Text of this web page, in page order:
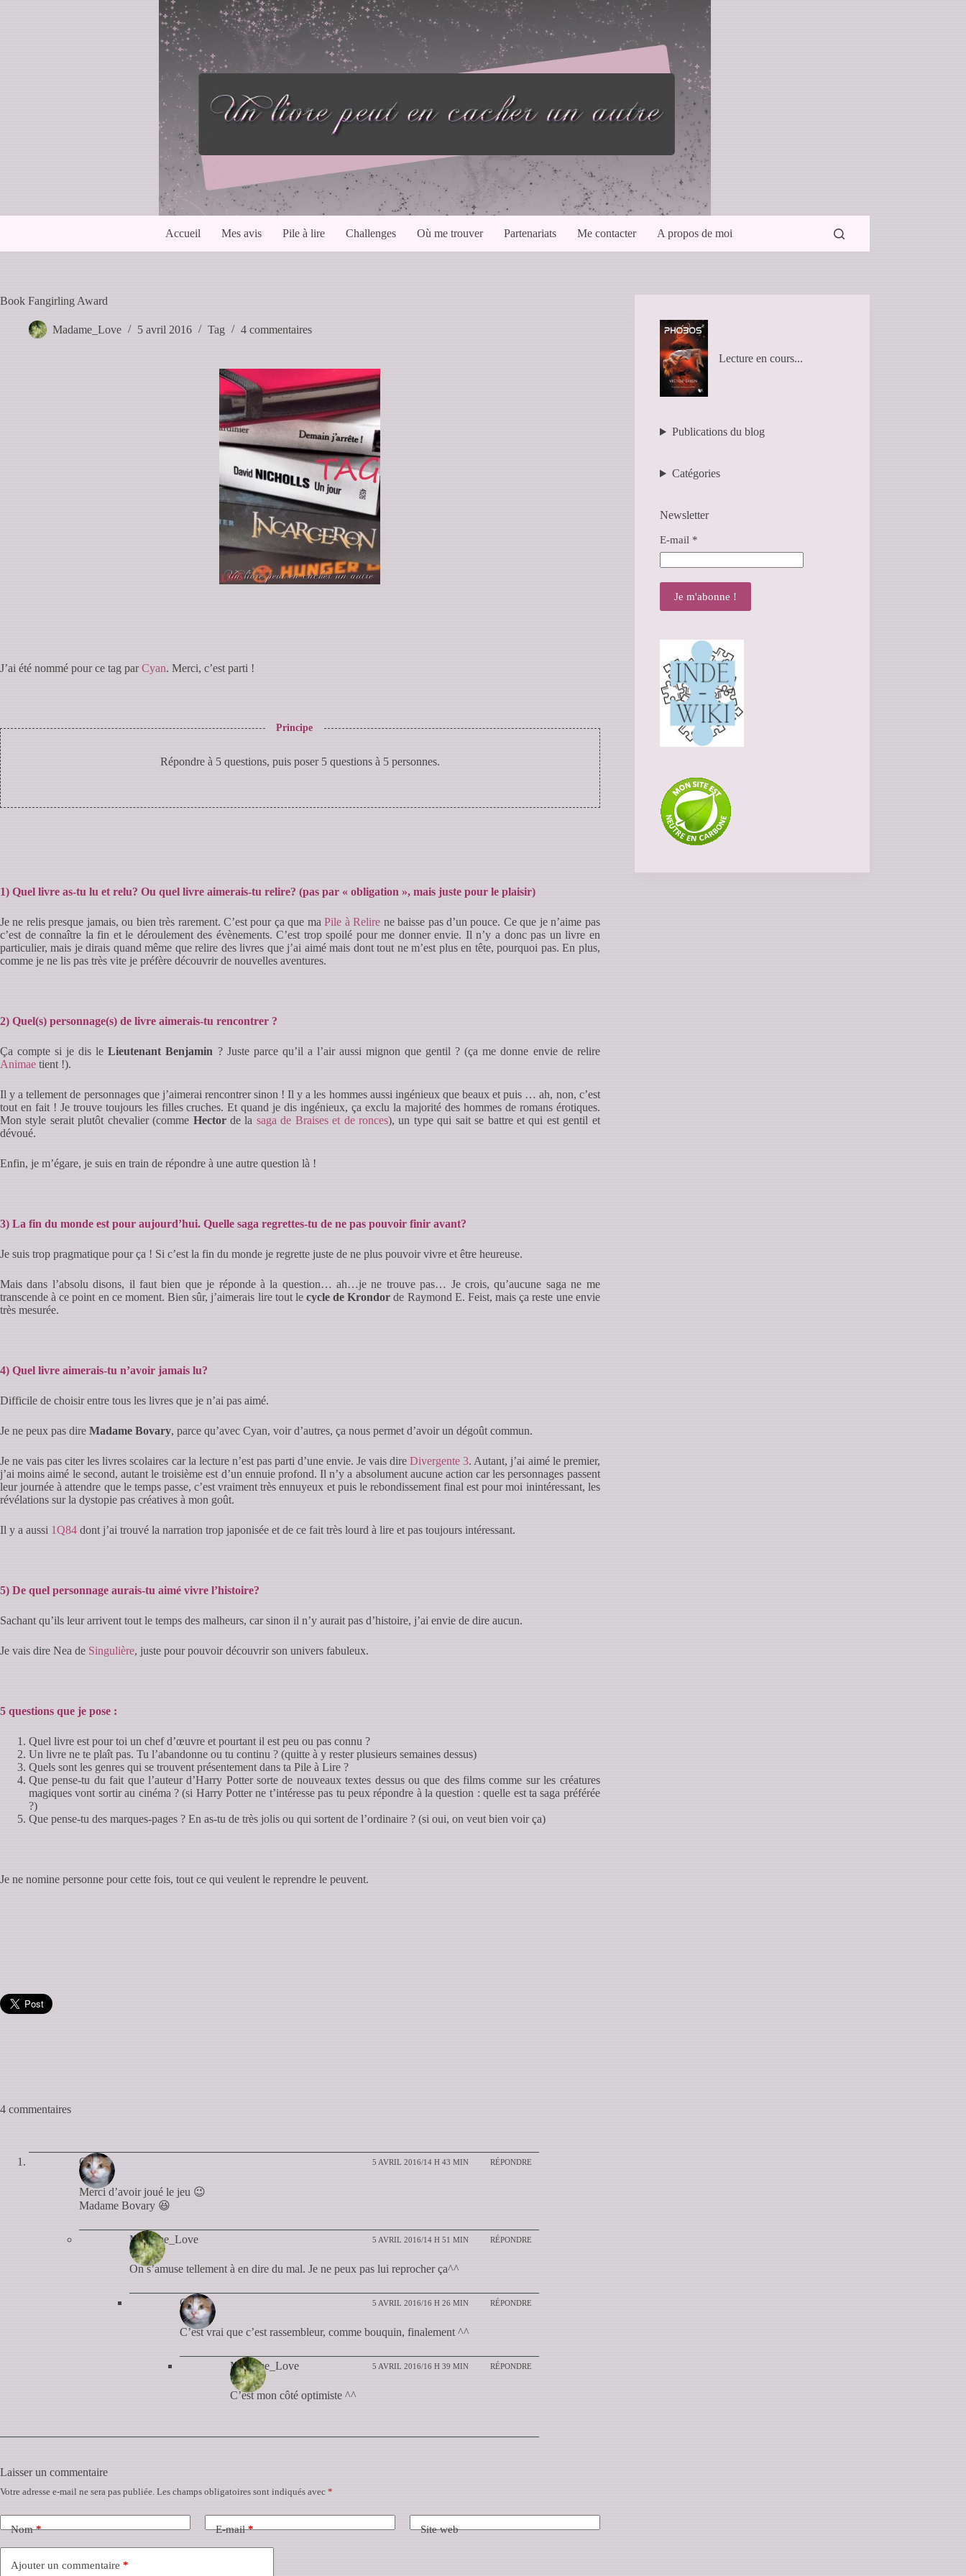
Accueil Mes avis Pile à lire Challenges Où me trouver Partenariats Me contacter A propos de moi
Book Fangirling Award
Madame_Love 5 avril 2016 Tag 4 commentaires
J’ai été nommé pour ce tag parCyan. Merci, c’est parti !
Principe
Répondre à 5 questions, puis poser 5 questions à 5 personnes.
1) Quel livre as-tu lu et relu? Ou quel livre aimerais-tu relire? (pas par « obligation », mais juste pour le plaisir)
Je ne relis presque jamais, ou bien très rarement. C’est pour ça que maPile à Relire ne baisse pas d’un pouce. Ce que je n’aime pas
c’est de connaître la fin et le déroulement des évènements. C’est trop spoilé pour me donner envie. Il n’y a donc pas un livre en
particulier, mais je dirais quand même que relire des livres que j’ai aimé mais dont tout ne m’est plus en tête, pourquoi pas. En plus,
comme je ne lis pas très vite je préfère découvrir de nouvelles aventures.
2) Quel(s) personnage(s) de livre aimerais-tu rencontrer ?
Ça compte si je dis leLieutenant Benjamin ? Juste parce qu’il a l’air aussi mignon que gentil ? (ça me donne envie de relire
Animae tient !).
Il y a tellement de personnages que j’aimerai rencontrer sinon ! Il y a les hommes aussi ingénieux que beaux et puis … ah, non, c’est
tout en fait ! Je trouve toujours les filles cruches. Et quand je dis ingénieux, ça exclu la majorité des hommes de romans érotiques.
Mon style serait plutôt chevalier (comme Hectorde la saga de Braises et de ronces), un type qui sait se battre et qui est gentil et
dévoué.
Enfin, je m’égare, je suis en train de répondre à une autre question là !
3) La fin du monde est pour aujourd’hui. Quelle saga regrettes-tu de ne pas pouvoir finir avant?
Je suis trop pragmatique pour ça ! Si c’est la fin du monde je regrette juste de ne plus pouvoir vivre et être heureuse.
Mais dans l’absolu disons, il faut bien que je réponde à la question… ah…je ne trouve pas… Je crois, qu’aucune saga ne me
transcende à ce point en ce moment. Bien sûr, j’aimerais lire tout le cycle de Krondor de Raymond E. Feist, mais ça reste une envie
très mesurée.
4) Quel livre aimerais-tu n’avoir jamais lu?
Difficile de choisir entre tous les livres que je n’ai pas aimé.
Je ne peux pas dire Madame Bovary, parce qu’avec Cyan, voir d’autres, ça nous permet d’avoir un dégoût commun.
Je ne vais pas citer les livres scolaires car la lecture n’est pas parti d’une envie. Je vais direDivergente 3. Autant, j’ai aimé le premier,
j’ai moins aimé le second, autant le troisième est d’un ennuie profond. Il n’y a absolument aucune action car les personnages passent
leur journée à attendre que le temps passe, c’est vraiment très ennuyeux et puis le rebondissement final est pour moi inintéressant, les
révélations sur la dystopie pas créatives à mon goût.
Il y a aussi 1Q84 dont j’ai trouvé la narration trop japonisée et de ce fait très lourd à lire et pas toujours intéressant.
5) De quel personnage aurais-tu aimé vivre l’histoire?
Sachant qu’ils leur arrivent tout le temps des malheurs, car sinon il n’y aurait pas d’histoire, j’ai envie de dire aucun.
Je vais dire Nea de Singulière, juste pour pouvoir découvrir son univers fabuleux.
5 questions que je pose :
Quel livre est pour toi un chef d’œuvre et pourtant il est peu ou pas connu ?
Un livre ne te plaît pas. Tu l’abandonne ou tu continu ? (quitte à y rester plusieurs semaines dessus)
Quels sont les genres qui se trouvent présentement dans ta Pile à Lire ?
Que pense-tu du fait que l’auteur d’Harry Potter sorte de nouveaux textes dessus ou que des films comme sur les créatures
magiques vont sortir au cinéma ? (si Harry Potter ne t’intéresse pas tu peux répondre à la question : quelle est ta saga préférée
?)
Que pense-tu des marques-pages ? En as-tu de très jolis ou qui sortent de l’ordinaire ? (si oui, on veut bien voir ça)
Je ne nomine personne pour cette fois, tout ce qui veulent le reprendre le peuvent.
Lecture en cours...
Publications du blog
Catégories
Newsletter
E-mail *
4 commentaires
Cyan 5 AVRIL 2016/14 H 43 MIN RÉPONDRE
Merci d’avoir joué le jeu 😉
Madame Bovary 😆
Madame_Love 5 AVRIL 2016/14 H 51 MIN RÉPONDRE
On s’amuse tellement à en dire du mal. Je ne peux pas lui reprocher ça^^
Cyan 5 AVRIL 2016/16 H 26 MIN RÉPONDRE
C’est vrai que c’est rassembleur, comme bouquin, finalement ^^
Madame_Love 5 AVRIL 2016/16 H 39 MIN RÉPONDRE
C’est mon côté optimiste ^^
Laisser un commentaire
Votre adresse e-mail ne sera pas publiée. Les champs obligatoires sont indiqués avec *
Nom* E-mail* Site web
Ajouter un commentaire *